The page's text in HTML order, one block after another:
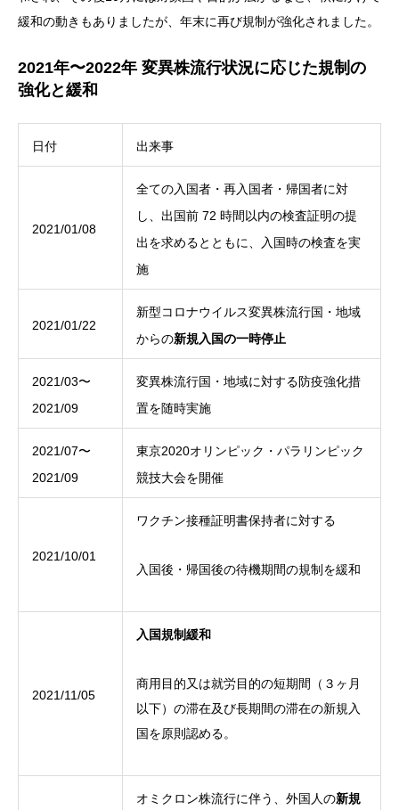
緩和の動きもありましたが、年末に再び規制が強化されました。
2021年〜2022年 変異株流行状況に応じた規制の
強化と緩和
日付 出来事
2021/01/08
全ての入国者・再入国者・帰国者に対
し、出国前 72 時間以内の検査証明の提
出を求めるとともに、入国時の検査を実
施
2021/01/22
新型コロナウイルス変異株流行国・地域
からの新規入国の一時停止
2021/03〜
2021/09
変異株流行国・地域に対する防疫強化措
置を随時実施
2021/07〜
2021/09
東京2020オリンピック・パラリンピック
競技大会を開催
2021/10/01
ワクチン接種証明書保持者に対する
入国後・帰国後の待機期間の規制を緩和
2021/11/05
入国規制緩和
商用目的又は就労目的の短期間（３ヶ月
以下）の滞在及び長期間の滞在の新規入
国を原則認める。
オミクロン株流行に伴う、外国人の新規